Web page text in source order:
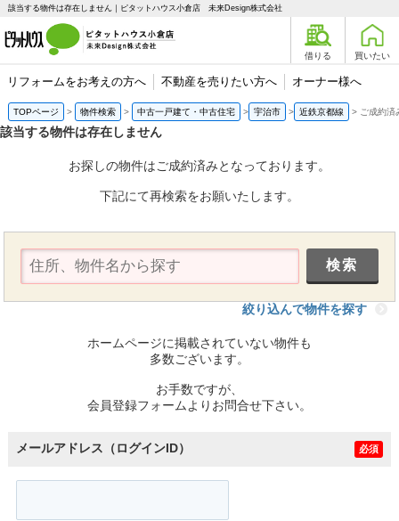
該当する物件は存在しません｜ピタットハウス小倉店 未来Design株式会社
借りる 買いたい
リフォームをお考えの方へ 不動産を売りたい方へ オーナー様へ
TOPページ 物件検索 中古一戸建て・中古住宅 宇治市 近鉄京都線 ご成約済
該当する物件は存在しません
お探しの物件はご成約済みとなっております。
下記にて再検索をお願いたします。
絞り込んで物件を探す
ホームページに掲載されていない物件も
多数ございます。
お手数ですが、
会員登録フォームよりお問合せ下さい。
メールアドレス（ログインID） 必須